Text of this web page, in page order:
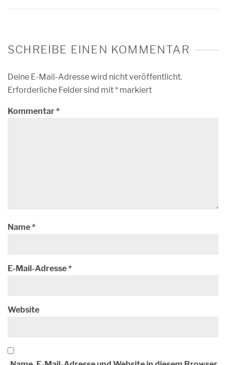
SCHREIBE EINEN KOMMENTAR
Deine E-Mail-Adresse wird nicht veröffentlicht.
Erforderliche Felder sind mit* markiert
Kommentar*
Name*
E-Mail-Adresse*
Website